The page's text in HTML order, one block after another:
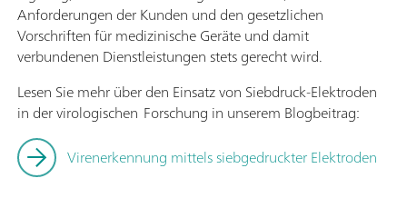
Anforderungen der Kunden und den gesetzlichen
Vorschriften für medizinische Geräte und damit
verbundenen Dienstleistungen stets gerecht wird.
Lesen Sie mehr über den Einsatz von Siebdruck-Elektroden
in der virologischen Forschung in unserem Blogbeitrag:
Virenerkennung mittels siebgedruckter Elektroden